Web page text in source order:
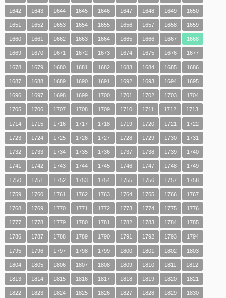
1642 1643 1644 1645 1646 1647 1648 1649 1650
1651 1652 1653 1654 1655 1656 1657 1658 1659
1660 1661 1662 1663 1664 1665 1666 1667 1668
1669 1670 1671 1672 1673 1674 1675 1676 1677
1678 1679 1680 1681 1682 1683 1684 1685 1686
1687 1688 1689 1690 1691 1692 1693 1694 1695
1696 1697 1698 1699 1700 1701 1702 1703 1704
1705 1706 1707 1708 1709 1710 1711 1712 1713
1714 1715 1716 1717 1718 1719 1720 1721 1722
1723 1724 1725 1726 1727 1728 1729 1730 1731
1732 1733 1734 1735 1736 1737 1738 1739 1740
1741 1742 1743 1744 1745 1746 1747 1748 1749
1750 1751 1752 1753 1754 1755 1756 1757 1758
1759 1760 1761 1762 1763 1764 1765 1766 1767
1768 1769 1770 1771 1772 1773 1774 1775 1776
1777 1778 1779 1780 1781 1782 1783 1784 1785
1786 1787 1788 1789 1790 1791 1792 1793 1794
1795 1796 1797 1798 1799 1800 1801 1802 1803
1804 1805 1806 1807 1808 1809 1810 1811 1812
1813 1814 1815 1816 1817 1818 1819 1820 1821
1822 1823 1824 1825 1826 1827 1828 1829 1830